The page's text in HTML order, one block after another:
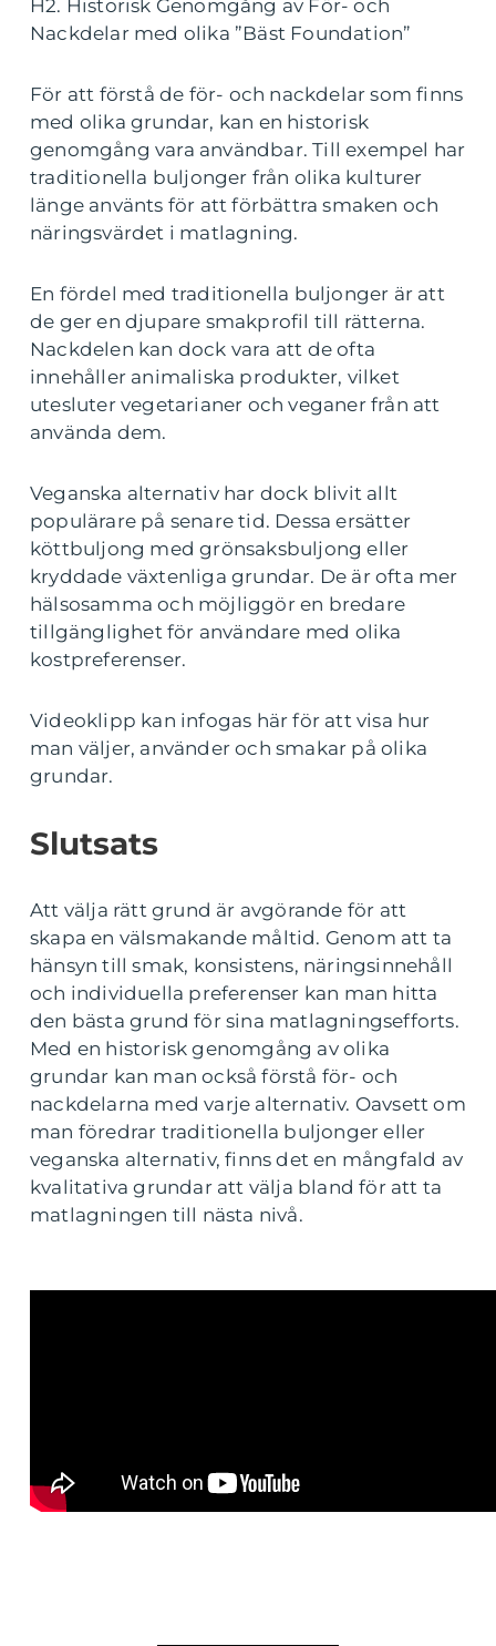
H2. Historisk Genomgång av För- och
Nackdelar med olika ”Bäst Foundation”
För att förstå de för- och nackdelar som finns
med olika grundar, kan en historisk
genomgång vara användbar. Till exempel har
traditionella buljonger från olika kulturer
länge använts för att förbättra smaken och
näringsvärdet i matlagning.
En fördel med traditionella buljonger är att
de ger en djupare smakprofil till rätterna.
Nackdelen kan dock vara att de ofta
innehåller animaliska produkter, vilket
utesluter vegetarianer och veganer från att
använda dem.
Veganska alternativ har dock blivit allt
populärare på senare tid. Dessa ersätter
köttbuljong med grönsaksbuljong eller
kryddade växtenliga grundar. De är ofta mer
hälsosamma och möjliggör en bredare
tillgänglighet för användare med olika
kostpreferenser.
Videoklipp kan infogas här för att visa hur
man väljer, använder och smakar på olika
grundar.
Slutsats
Att välja rätt grund är avgörande för att
skapa en välsmakande måltid. Genom att ta
hänsyn till smak, konsistens, näringsinnehåll
och individuella preferenser kan man hitta
den bästa grund för sina matlagningsefforts.
Med en historisk genomgång av olika
grundar kan man också förstå för- och
nackdelarna med varje alternativ. Oavsett om
man föredrar traditionella buljonger eller
veganska alternativ, finns det en mångfald av
kvalitativa grundar att välja bland för att ta
matlagningen till nästa nivå.